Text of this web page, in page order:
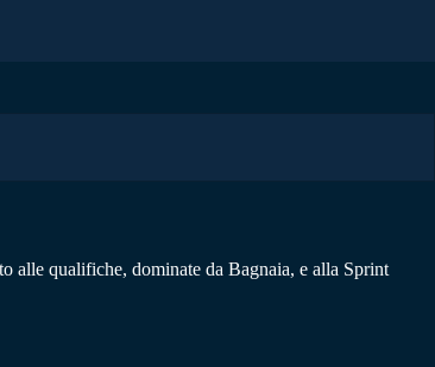
alle qualifiche, dominate da Bagnaia, e alla Sprint